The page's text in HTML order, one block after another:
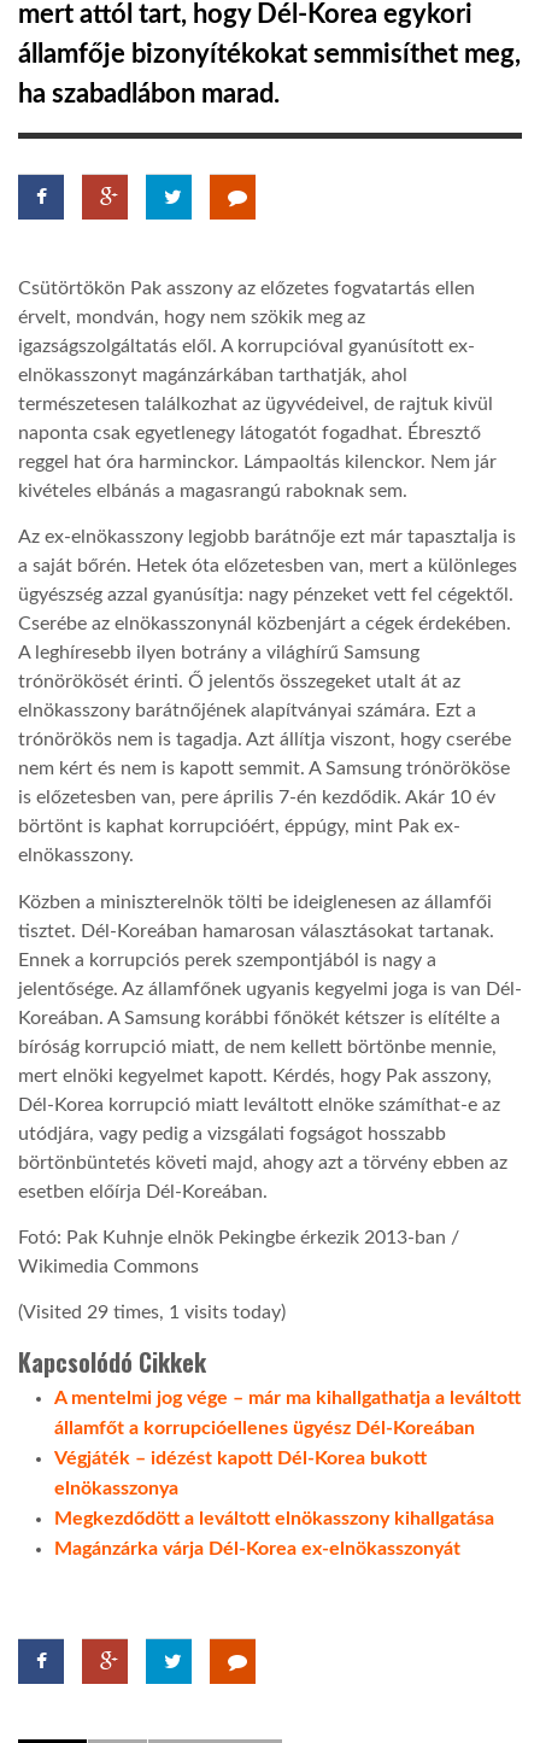
GLOBOZSARU
DOBRAVERO.HU
LATIMO.HU
mert attól tart, hogy Dél-Korea egykori
államfője bizonyítékokat semmisíthet meg,
ha szabadlábon marad.
Csütörtökön Pak asszony az előzetes fogvatartás ellen
érvelt, mondván, hogy nem szökik meg az
igazságszolgáltatás elől. A korrupcióval gyanúsított ex-
elnökasszonyt magánzárkában tarthatják, ahol
természetesen találkozhat az ügyvédeivel, de rajtuk kivül
naponta csak egyetlenegy látogatót fogadhat. Ébresztő
reggel hat óra harminckor. Lámpaoltás kilenckor. Nem jár
kivételes elbánás a magasrangú raboknak sem.
Az ex-elnökasszony legjobb barátnője ezt már tapasztalja is
a saját bőrén. Hetek óta előzetesben van, mert a különleges
ügyészség azzal gyanúsítja: nagy pénzeket vett fel cégektől.
Cserébe az elnökasszonynál közbenjárt a cégek érdekében.
A leghíresebb ilyen botrány a világhírű Samsung
trónörökösét érinti. Ő jelentős összegeket utalt át az
elnökasszony barátnőjének alapítványai számára. Ezt a
trónörökös nem is tagadja. Azt állítja viszont, hogy cserébe
nem kért és nem is kapott semmit. A Samsung trónörököse
is előzetesben van, pere április 7-én kezdődik. Akár 10 év
börtönt is kaphat korrupcióért, éppúgy, mint Pak ex-
elnökasszony.
Közben a miniszterelnök tölti be ideiglenesen az államfői
tisztet. Dél-Koreában hamarosan választásokat tartanak.
Ennek a korrupciós perek szempontjából is nagy a
jelentősége. Az államfőnek ugyanis kegyelmi joga is van Dél-
Koreában. A Samsung korábbi főnökét kétszer is elítélte a
bíróság korrupció miatt, de nem kellett börtönbe mennie,
mert elnöki kegyelmet kapott. Kérdés, hogy Pak asszony,
Dél-Korea korrupció miatt leváltott elnöke számíthat-e az
utódjára, vagy pedig a vizsgálati fogságot hosszabb
börtönbüntetés követi majd, ahogy azt a törvény ebben az
esetben előírja Dél-Koreában.
Fotó: Pak Kuhnje elnök Pekingbe érkezik 2013-ban /
Wikimedia Commons
(Visited 29 times, 1 visits today)
Kapcsolódó Cikkek
A mentelmi jog vége – már ma kihallgathatja a leváltott
államfőt a korrupcióellenes ügyész Dél-Koreában
Végjáték – idézést kapott Dél-Korea bukott
elnökasszonya
Megkezdődött a leváltott elnökasszony kihallgatása
Magánzárka várja Dél-Korea ex-elnökasszonyát